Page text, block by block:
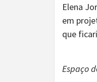
Elena
em
que
Espaço